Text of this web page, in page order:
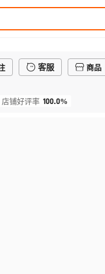
客服
商品
店铺好评率 100.0%